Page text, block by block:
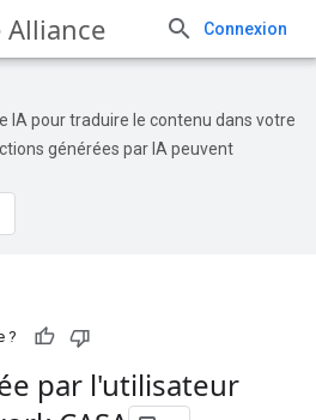
Alliance Connexion
IA pour traduire le contenu dans votre
générées par IA peuvent
?
par l'utilisateur